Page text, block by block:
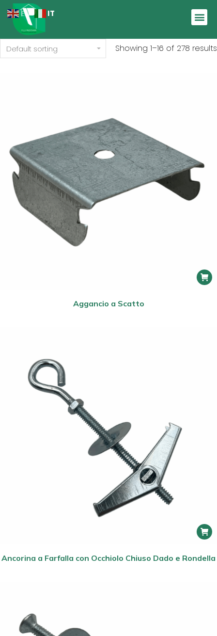
Showing 1–16 of 278 results
Aggancio a Scatto
Ancorina a Farfalla con Occhiolo Chiuso Dado e Rondella
EN IT